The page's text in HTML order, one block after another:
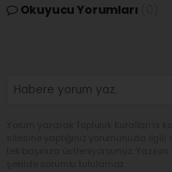
Okuyucu Yorumları